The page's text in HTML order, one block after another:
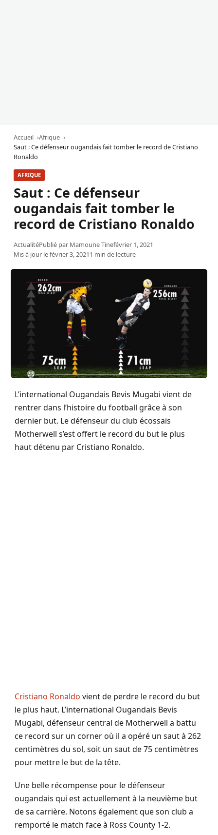
Accueil
Afrique
Saut : Ce défenseur ougandais fait tomber le record de Cristiano
Ronaldo
AFRIQUE
Saut : Ce défenseur
ougandais fait tomber le
record de Cristiano Ronaldo
ActualitéPublié par Mamoune Tinefévrier 1, 2021
Mis à jour le février 3, 20211 min de lecture
L’international Ougandais Bevis Mugabi vient de
rentrer dans l’histoire du football grâce à son
dernier but. Le défenseur du club écossais
Motherwell s’est offert le record du but le plus
haut détenu par Cristiano Ronaldo.
Cristiano Ronaldo vient de perdre le record du but
le plus haut. L’international Ougandais Bevis
Mugabi, défenseur central de Motherwell a battu
ce record sur un corner où il a opéré un saut à 262
centimètres du sol, soit un saut de 75 centimètres
pour mettre le but de la tête.
Une belle récompense pour le défenseur
ougandais qui est actuellement à la neuvième but
de sa carrière. Notons également que son club a
remporté le match face à Ross County 1-2.